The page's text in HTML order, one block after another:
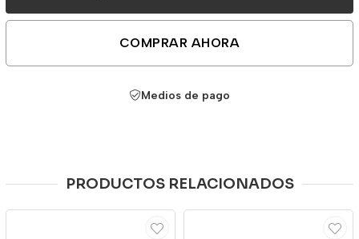
COMPRAR AHORA
Medios de pago
PRODUCTOS RELACIONADOS